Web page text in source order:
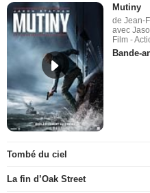
Mutiny
de Jean-
avec
Film -
Bande-
Tombé du ciel
La fin d’Oak Street